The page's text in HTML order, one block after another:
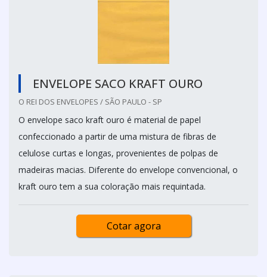
ENVELOPE SACO KRAFT OURO
O REI DOS ENVELOPES / SÃO PAULO - SP
O envelope saco kraft ouro é material de papel
confeccionado a partir de uma mistura de fibras de
celulose curtas e longas, provenientes de polpas de
madeiras macias. Diferente do envelope convencional, o
kraft ouro tem a sua coloração mais requintada.
Cotar agora